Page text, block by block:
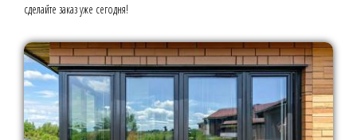
сделайте заказ уже сегодня!